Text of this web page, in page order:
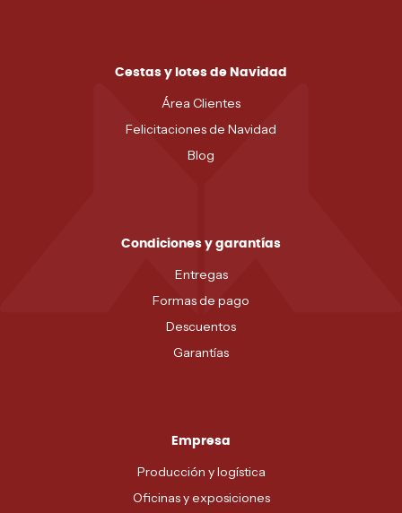
Cestas y lotes de Navidad
Área Clientes
Felicitaciones de Navidad
Blog
Condiciones y garantías
Entregas
Formas de pago
Descuentos
Garantías
Empresa
Producción y logística
Oficinas y exposiciones